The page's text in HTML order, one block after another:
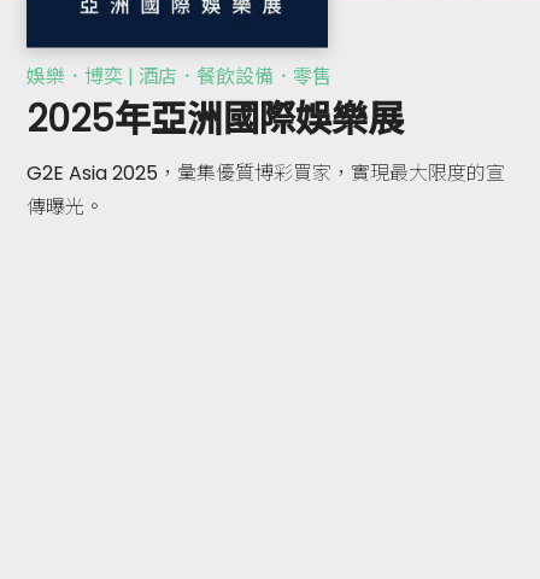
娛樂．博奕 | 酒店．餐飲設備．零售
2025年亞洲國際娛樂展
G2E Asia 2025，彙集優質博彩買家，實現最大限度的宣
傳曝光。